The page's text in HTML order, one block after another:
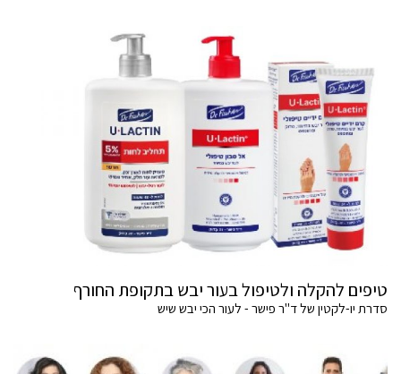
טיפים להקלה ולטיפול בעור יבש בתקופת החורף
סדרת יו-לקטין של ד"ר פישר - לעור הכי יבש שיש